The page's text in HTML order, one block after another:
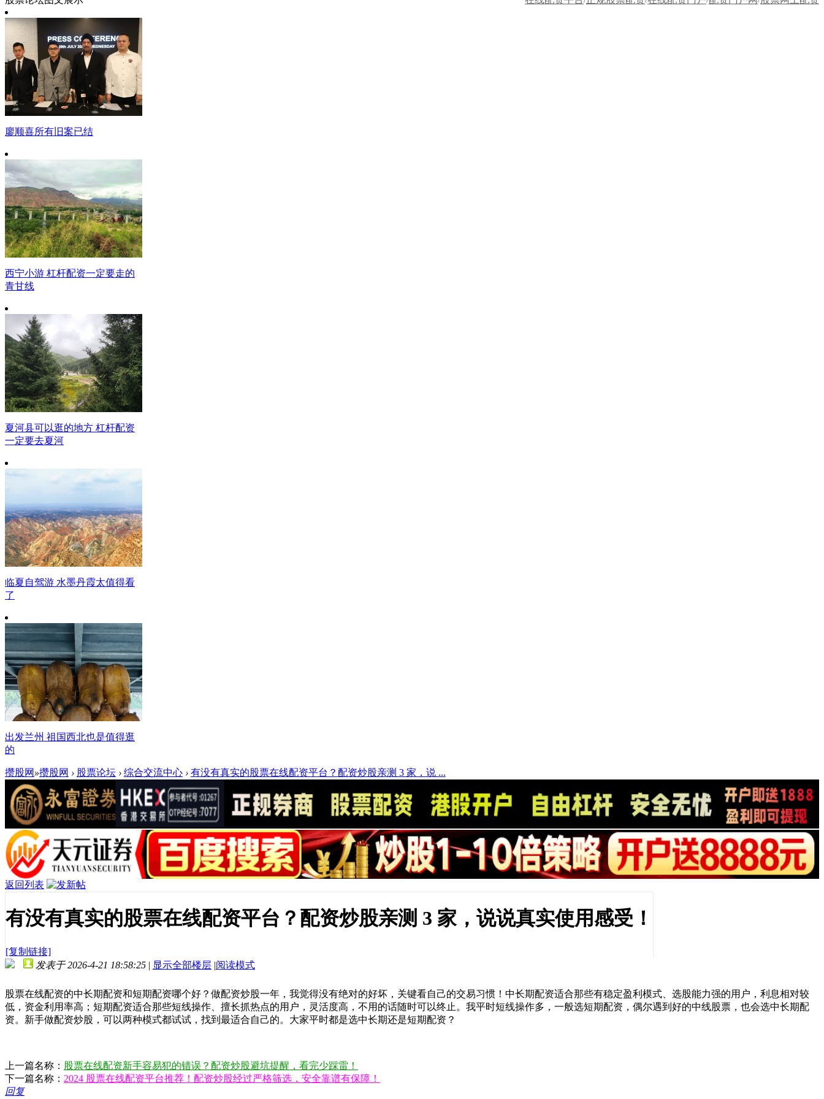
廖顺喜所有旧案已结
西宁小游 杠杆配资一定要走的
青甘线
夏河县可以逛的地方 杠杆配资
一定要去夏河
临夏自驾游 水墨丹霞太值得看
了
出发兰州 祖国西北也是值得逛
的
攒股网 »攒股网 › 股票论坛 › 综合交流中心 › 有没有真实的股票在线配资平台？配资炒股亲测 3 家，说 ...
返回列表
有没有真实的股票在线配资平台？配资炒股亲测 3 家，说说真实使用感受！
[复制链接]
发表于 2026-4-21 18:58:25 | 显示全部楼层 |阅读模式
股票在线配资的中长期配资和短期配资哪个好？做配资炒股一年，我觉得没有绝对的好坏，关键看自己的交易习惯！中长期配资适合那些有稳定盈利模式、选股能力强的用户，利息相对较
低，资金利用率高；短期配资适合那些短线操作、擅长抓热点的用户，灵活度高，不用的话随时可以终止。我平时短线操作多，一般选短期配资，偶尔遇到好的中线股票，也会选中长期配
资。新手做配资炒股，可以两种模式都试试，找到最适合自己的。大家平时都是选中长期还是短期配资？
上一篇名称： 股票在线配资新手容易犯的错误？配资炒股避坑提醒，看完少踩雷！
下一篇名称： 2024 股票在线配资平台推荐！配资炒股经过严格筛选，安全靠谱有保障！
回复